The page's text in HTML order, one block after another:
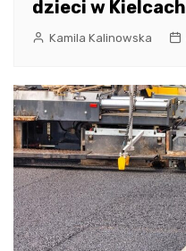
dzieci w Kielcach
Kamila Kalinowska